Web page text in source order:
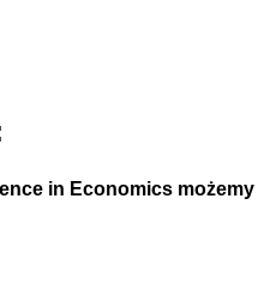
in Economics możemy